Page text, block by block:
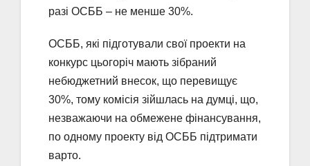
разі ОСББ – не менше 30%.
ОСББ, які підготували свої проекти на
конкурс цьогоріч мають зібраний
небюджетний внесок, що перевищує
30%, тому комісія зійшлась на думці, що,
незважаючи на обмежене фінансування,
по одному проекту від ОСББ підтримати
варто.